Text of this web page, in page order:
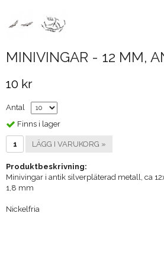
MINIVINGAR - 12 MM,
10 kr
Antal
Finns i lager
LÄGG I VARUKORG »
Produktbeskrivning:
Minivingar i antik silverpläterad metall, ca
1,8 mm
Nickelfria